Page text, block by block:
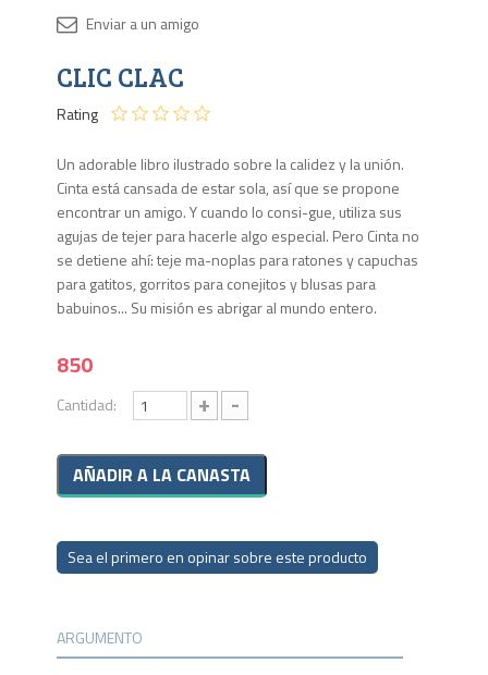
CLIC CLAC
Rating
Un adorable libro ilustrado sobre la calidez y la unión.
Cinta está cansada de estar sola, así que se propone
encontrar un amigo. Y cuando lo consi-gue, utiliza sus
agujas de tejer para hacerle algo especial. Pero Cinta no
se detiene ahí: teje ma-noplas para ratones y capuchas
para gatitos, gorritos para conejitos y blusas para
babuinos... Su misión es abrigar al mundo entero.
850
Cantidad: + -
Sea el primero en opinar sobre este producto
ARGUMENTO